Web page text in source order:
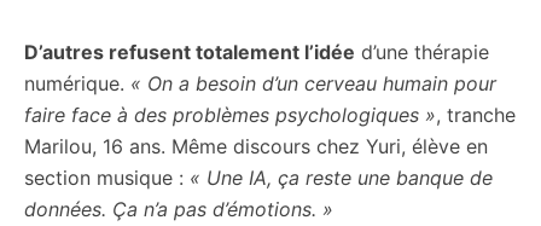
D’autres refusent totalement l’idée d’une thérapie
numérique. « On a besoin d’un cerveau humain pour
faire face à des problèmes psychologiques », tranche
Marilou, 16 ans. Même discours chez Yuri, élève en
section musique : « Une IA, ça reste une banque de
données. Ça n’a pas d’émotions. »